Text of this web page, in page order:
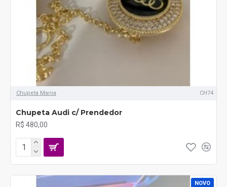
Chupeta Mania CH74
Chupeta Audi c/ Prendedor
R$ 480,00
NOVO